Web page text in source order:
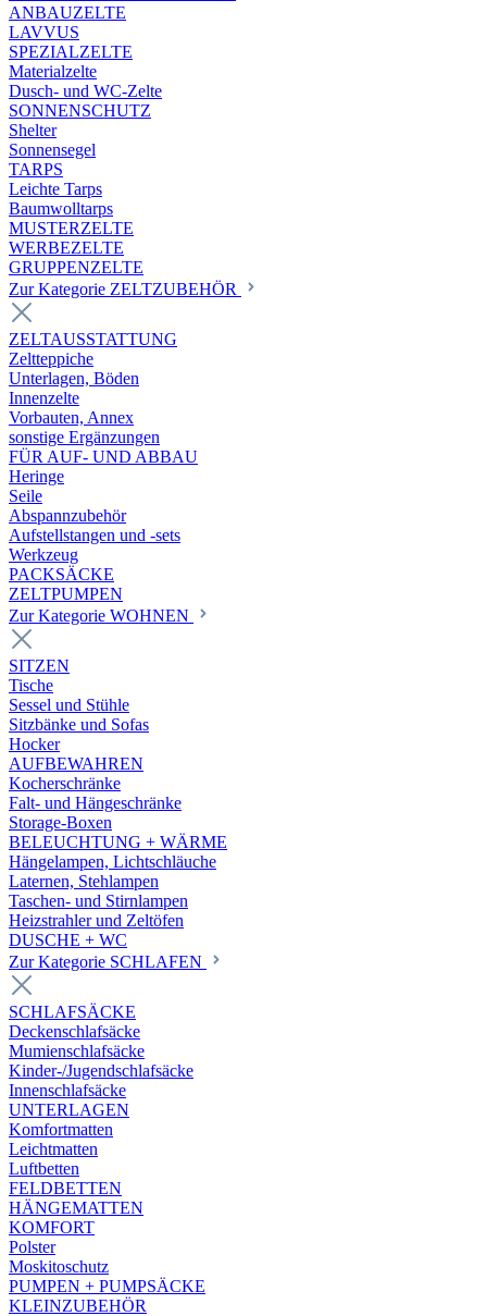
ANBAUZELTE
LAVVUS
SPEZIALZELTE
Materialzelte
Dusch- und WC-Zelte
SONNENSCHUTZ
Shelter
Sonnensegel
TARPS
Leichte Tarps
Baumwolltarps
MUSTERZELTE
WERBEZELTE
GRUPPENZELTE
Zur Kategorie ZELTZUBEHÖR
ZELTAUSSTATTUNG
Zeltteppiche
Unterlagen, Böden
Innenzelte
Vorbauten, Annex
sonstige Ergänzungen
FÜR AUF- UND ABBAU
Heringe
Seile
Abspannzubehör
Aufstellstangen und -sets
Werkzeug
PACKSÄCKE
ZELTPUMPEN
Zur Kategorie WOHNEN
SITZEN
Tische
Sessel und Stühle
Sitzbänke und Sofas
Hocker
AUFBEWAHREN
Kocherschränke
Falt- und Hängeschränke
Storage-Boxen
BELEUCHTUNG + WÄRME
Hängelampen, Lichtschläuche
Laternen, Stehlampen
Taschen- und Stirnlampen
Heizstrahler und Zeltöfen
DUSCHE + WC
Zur Kategorie SCHLAFEN
SCHLAFSÄCKE
Deckenschlafsäcke
Mumienschlafsäcke
Kinder-/Jugendschlafsäcke
Innenschlafsäcke
UNTERLAGEN
Komfortmatten
Leichtmatten
Luftbetten
FELDBETTEN
HÄNGEMATTEN
KOMFORT
Polster
Moskitoschutz
PUMPEN + PUMPSÄCKE
KLEINZUBEHÖR